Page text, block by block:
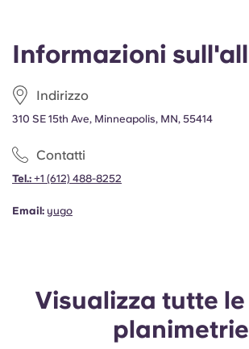
Informazioni
Indirizzo
310 SE 15th Ave, Minneapolis, MN, 55414
Contatti
Tel.: +1 (612) 488-8252
Email: yugo
Visualizza tutte
planimetrie